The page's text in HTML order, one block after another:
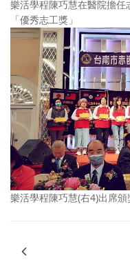
樂活學程陳巧慧在醫院擔
「優秀志工獎」
樂活學程陳巧慧(右4)出席頒